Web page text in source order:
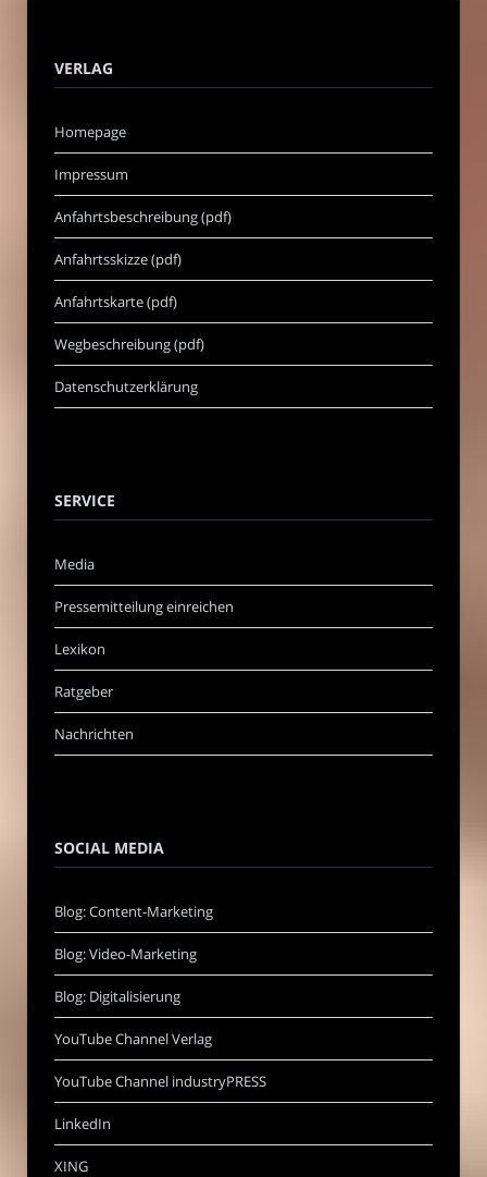
VERLAG
Homepage
Impressum
Anfahrtsbeschreibung (pdf)
Anfahrtsskizze (pdf)
Anfahrtskarte (pdf)
Wegbeschreibung (pdf)
Datenschutzerklärung
SERVICE
Media
Pressemitteilung einreichen
Lexikon
Ratgeber
Nachrichten
SOCIAL MEDIA
Blog: Content-Marketing
Blog: Video-Marketing
Blog: Digitalisierung
YouTube Channel Verlag
YouTube Channel industryPRESS
LinkedIn
XING